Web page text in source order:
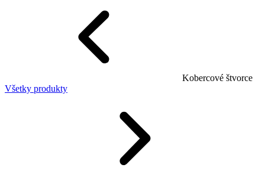
Kobercové štvorce
Všetky produkty